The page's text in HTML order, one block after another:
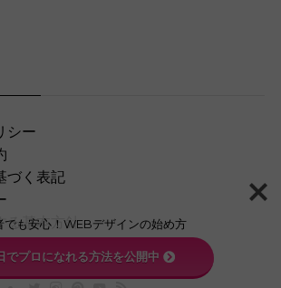
シー
づく表記
る基本方針
でも安心！WEBデザインの始め方
でプロになれる方法を公開中